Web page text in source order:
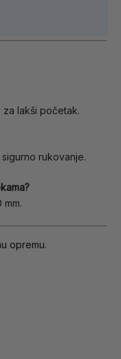
za lakši početak.
rukovanje.
opremu.